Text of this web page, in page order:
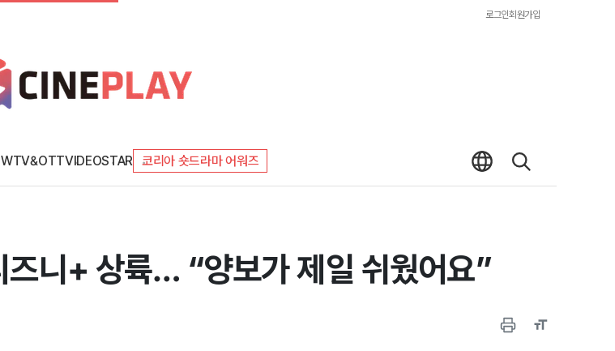
로그인회원가입
TV&OTTVIDEOSTAR 코리아 숏드라마 어워즈
즈니+ 상륙… “양보가 제일 쉬웠어요”